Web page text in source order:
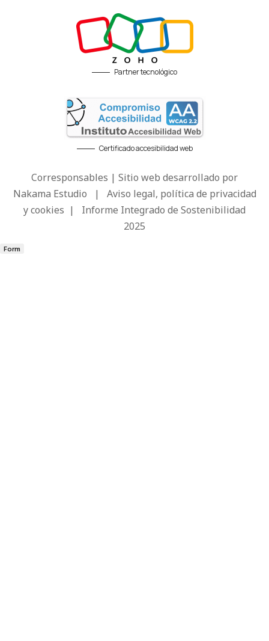
Partner tecnológico
Certificado accesibilidad web
Corresponsables | Sitio web desarrollado por
Nakama Estudio | Aviso legal, política de privacidad
y cookies | Informe Integrado de Sostenibilidad
2025
Form